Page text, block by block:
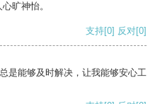
旷神怡。
支持[0] 反对[0]
是能够及时解决，让我能够安心工